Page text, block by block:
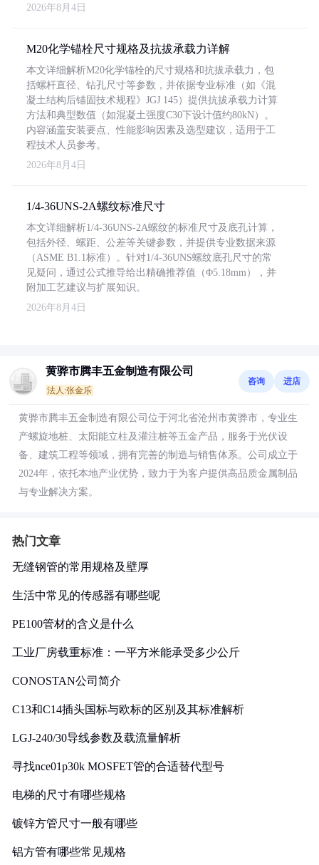
2026年8月4日
M20化学锚栓尺寸规格及抗拔承载力详解
本文详细解析M20化学锚栓的尺寸规格和抗拔承载力，包
括螺杆直径、钻孔尺寸等参数，并依据专业标准（如《混
凝土结构后锚固技术规程》JGJ 145）提供抗拔承载力计算
方法和典型数值（如混凝土强度C30下设计值约80kN）。
内容涵盖安装要点、性能影响因素及选型建议，适用于工
程技术人员参考。
2026年8月4日
1/4-36UNS-2A螺纹标准尺寸
本文详细解析1/4-36UNS-2A螺纹的标准尺寸及底孔计算，
包括外径、螺距、公差等关键参数，并提供专业数据来源
（ASME B1.1标准）。针对1/4-36UNS螺纹底孔尺寸的常
见疑问，通过公式推导给出精确推荐值（Φ5.18mm），并
附加工艺建议与扩展知识。
2026年8月4日
黄骅市腾丰五金制造有限公司
法人:张金乐
咨询 进店
黄骅市腾丰五金制造有限公司位于河北省沧州市黄骅市，专业生
产螺旋地桩、太阳能立柱及灌注桩等五金产品，服务于光伏设
备、建筑工程等领域，拥有完善的制造与销售体系。公司成立于
2024年，依托本地产业优势，致力于为客户提供高品质金属制品
与专业解决方案。
热门文章
无缝钢管的常用规格及壁厚
生活中常见的传感器有哪些呢
PE100管材的含义是什么
工业厂房载重标准：一平方米能承受多少公斤
CONOSTAN公司简介
C13和C14插头国标与欧标的区别及其标准解析
LGJ-240/30导线参数及载流量解析
寻找nce01p30k MOSFET管的合适替代型号
电梯的尺寸有哪些规格
镀锌方管尺寸一般有哪些
铝方管有哪些常见规格